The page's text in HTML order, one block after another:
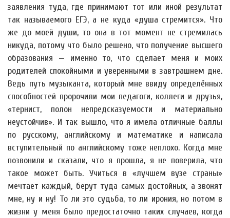
заявления туда, где принимают тот или иной результат
так называемого ЕГЭ, а не куда «душа стремится». Что
же до моей души, то она в тот момент не стремилась
никуда, потому что было решено, что получение высшего
образования — именно то, что сделает меня и моих
родителей спокойными и уверенными в завтрашнем дне.
Ведь путь музыканта, который мне ввиду определённых
способностей пророчили мои педагоги, коллеги и друзья,
«тернист, полон непредсказуемости и материально
неустойчив». И так вышло, что я имела отличные баллы
по русскому, английскому и математике и написала
вступительный по английскому тоже неплохо. Когда мне
позвонили и сказали, что я прошла, я не поверила, что
такое может быть. Учиться в «лучшем вузе страны»
мечтает каждый, берут туда самых достойных, а звонят
мне, ну и ну! То ли это судьба, то ли ирония, но потом в
жизни у меня было предостаточно таких случаев, когда